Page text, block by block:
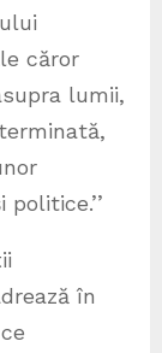
căror
lumii,
în